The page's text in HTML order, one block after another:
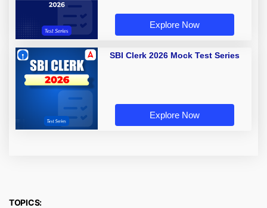
Explore Now
SBI Clerk 2026 Mock Test Series
Explore Now
TOPICS: